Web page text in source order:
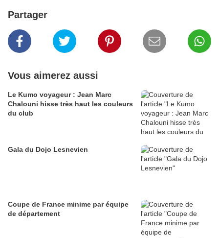
Partager
Vous aimerez aussi
Le Kumo voyageur : Jean Marc
Chalouni hisse très haut les couleurs
du club
Gala du Dojo Lesnevien
Coupe de France minime par équipe
de département